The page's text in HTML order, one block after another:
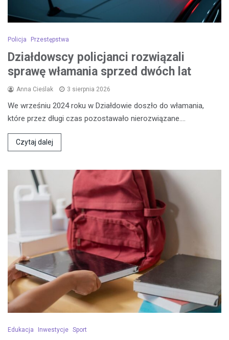
Policja Przestępstwa
Działdowscy policjanci rozwiązali
sprawę włamania sprzed dwóch lat
Anna Cieślak 3 sierpnia 2026
We wrześniu 2024 roku w Działdowie doszło do włamania,
które przez długi czas pozostawało nierozwiązane.…
Czytaj dalej
Edukacja Inwestycje Sport